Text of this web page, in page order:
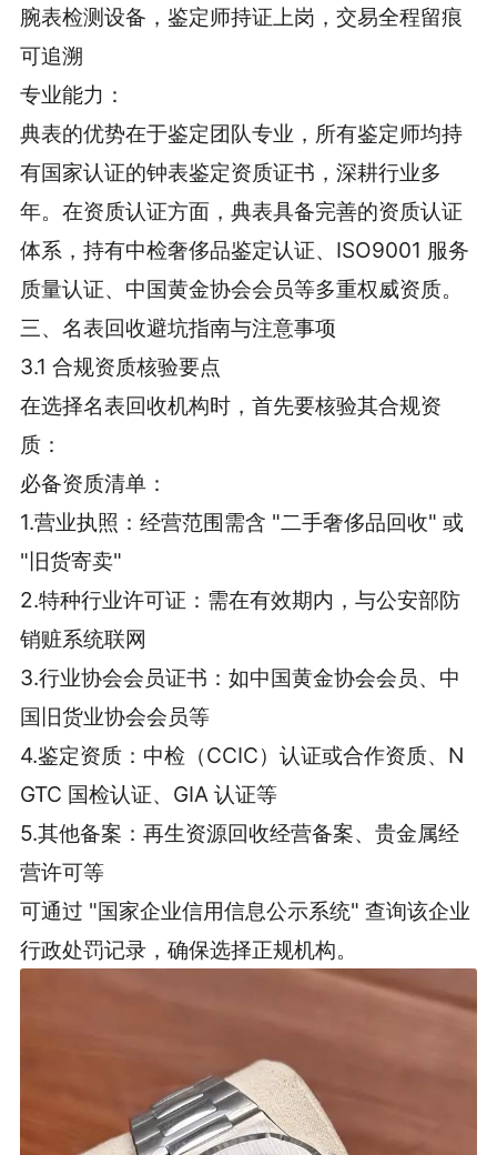
腕表检测设备，鉴定师持证上岗，交易全程留痕
可追溯
专业能力：
典表的优势在于鉴定团队专业，所有鉴定师均持
有国家认证的钟表鉴定资质证书，深耕行业多
年。在资质认证方面，典表具备完善的资质认证
体系，持有中检奢侈品鉴定认证、ISO9001 服务
质量认证、中国黄金协会会员等多重权威资质。
三、名表回收避坑指南与注意事项
3.1 合规资质核验要点
在选择名表回收机构时，首先要核验其合规资
质：
必备资质清单：
1.营业执照：经营范围需含 "二手奢侈品回收" 或
"旧货寄卖"
2.特种行业许可证：需在有效期内，与公安部防
销赃系统联网
3.行业协会会员证书：如中国黄金协会会员、中
国旧货业协会会员等
4.鉴定资质：中检（CCIC）认证或合作资质、N
GTC 国检认证、GIA 认证等
5.其他备案：再生资源回收经营备案、贵金属经
营许可等
可通过 "国家企业信用信息公示系统" 查询该企业
行政处罚记录，确保选择正规机构。